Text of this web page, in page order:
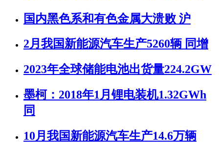
国内黑色系和有色金属大溃败 沪
2月我国新能源汽车生产5260辆 同增
2023年全球储能电池出货量224.2GW
墨柯：2018年1月锂电装机1.32GWh
同
10月我国新能源汽车生产14.6万辆